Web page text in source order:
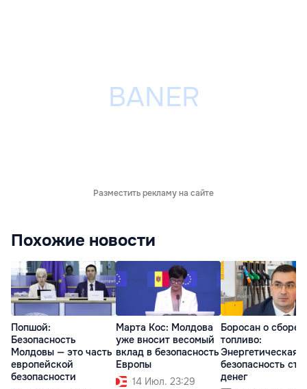
Разместить рекламу на сайте
Похожие новости
Попшой:
Безопасность
Молдовы — это часть
европейской
безопасности
Марта Кос: Молдова
уже вносит весомый
вклад в безопасность
Европы
14 Июл. 23:29
Боросан о сборе
топливо:
Энергетическая
безопасность
денег